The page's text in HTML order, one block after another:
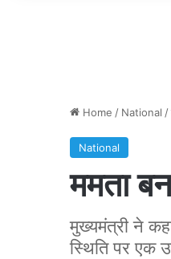
Home / National /
National
ममता
मुख्यमंत्री ने
स्थिति पर एक